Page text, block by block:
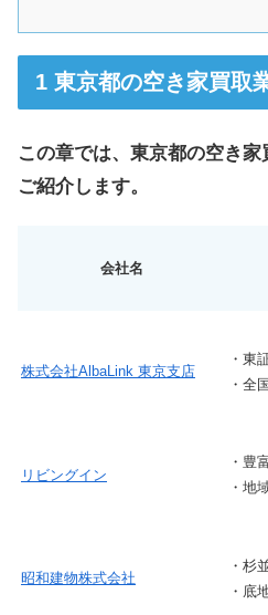
東京都の空き家買取
この章では、東京都の空き
ご紹介します。
会社名
株式会社AlbaLink 東京支店
・東
・全
リビングイン
・豊
・地
昭和建物株式会社
・杉
・底